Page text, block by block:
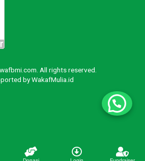
All rights reserved.
byWakafMulia.id